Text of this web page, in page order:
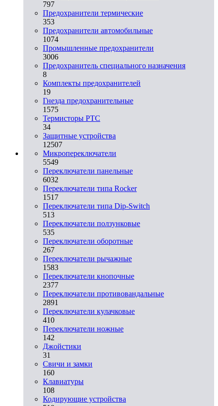
797
Предохранители термические
353
Предохранители автомобильные
1074
Промышленные предохранители
3006
Предохранитель специального назначения
8
Комплекты предохранителей
19
Гнезда предохранительные
1575
Термисторы PTC
34
Защитные устройства
12507
Микропереключатели
5549
Переключатели панельные
6032
Переключатели типа Rocker
1517
Переключатели типа Dip-Switch
513
Переключатели ползунковые
535
Переключатели оборотные
267
Переключатели рычажные
1583
Переключатели кнопочные
2377
Переключатели противовандальные
2891
Переключатели кулачковые
410
Переключатели ножные
142
Джойстики
31
Свичи и замки
160
Клавиатуры
108
Кодирующие устройства